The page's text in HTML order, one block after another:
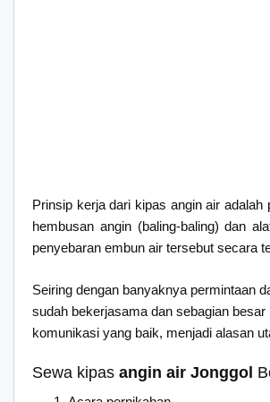
Prinsip kerja dari kipas angin air
hembusan angin (baling-baling) dan
penyebaran embun air tersebut secara
Seiring dengan banyaknya permintaan
sudah bekerjasama dan sebagian
komunikasi yang baik, menjadi alasan
Sewa kipas angin air Jonggol